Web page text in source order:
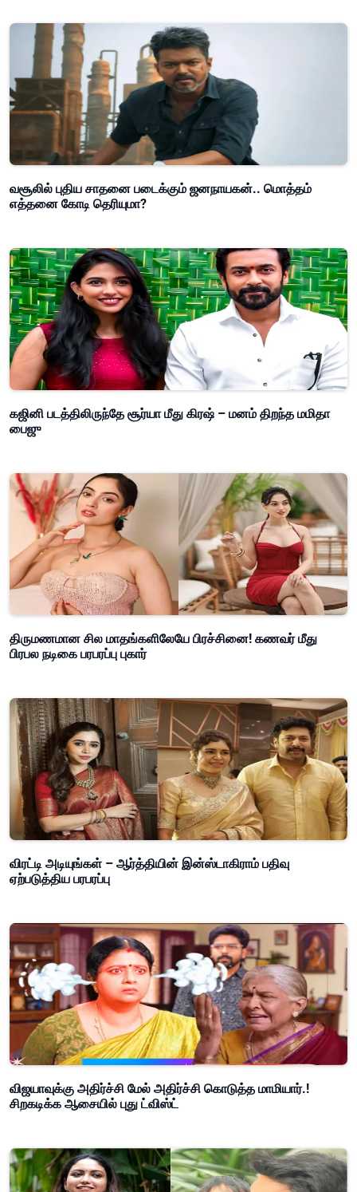
வசூலில் புதிய சாதனை படைக்கும் ஜனநாயகன்.. மொத்தம்
எத்தனை கோடி தெரியுமா?
கஜினி படத்திலிருந்தே சூர்யா மீது கிரஷ் – மனம் திறந்த மமிதா
பைஜு
திருமணமான சில மாதங்களிலேயே பிரச்சினை! கணவர் மீது
பிரபல நடிகை பரபரப்பு புகார்
விரட்டி அடியுங்கள் – ஆர்த்தியின் இன்ஸ்டாகிராம் பதிவு
ஏற்படுத்திய பரபரப்பு
விஜயாவுக்கு அதிர்ச்சி மேல் அதிர்ச்சி கொடுத்த மாமியார்.!
சிறகடிக்க ஆசையில் புது ட்விஸ்ட்